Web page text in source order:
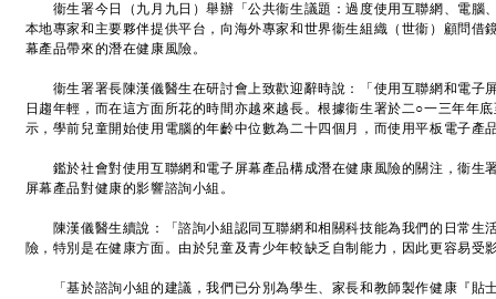
衞生署今日（九月九日）舉辦「公共衞生議題：過度使用互聯網、電腦
本地專家和主要夥伴提供平台，向海外專家和世界衞生組織（世衞）顧問借
幕產品帶來的潛在健康風險。
衞生署署長陳漢儀醫生在研討會上致歡迎辭時說：「使用互聯網和電子
日趨年輕，而在這方面所花的時間亦越來越長。根據衞生署於二○一三年年
示，學前兒童開始使用電腦的年齡中位數為二十四個月，而使用平板電子產
鑑於社會對使用互聯網和電子屏幕產品構成潛在健康風險的關注，衞生
屏幕產品對健康的影響諮詢小組。
陳漢儀醫生續說：「諮詢小組認同互聯網和相關科技能為我們的日常生
險，特別是在健康方面。由於兒童及青少年較缺乏自制能力，因此更容易受
「基於諮詢小組的建議，我們已分別為學生、家長和教師製作健康『貼